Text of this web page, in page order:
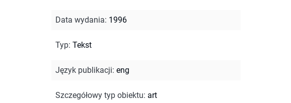
Data wydania: 1996
Typ: Tekst
Język publikacji: eng
Szczegółowy typ obiektu: art